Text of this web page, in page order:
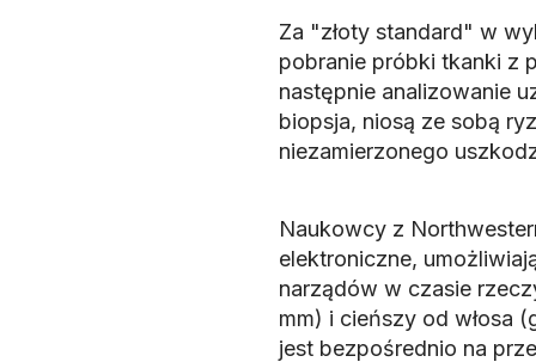
Za "złoty standard" w
pobranie próbki tkanki z
następnie analizowanie
biopsja, niosą ze sobą
niezamierzonego
Naukowcy z
elektroniczne,
narządów w czasie
mm) i cieńszy od włosa
jest bezpośrednio na